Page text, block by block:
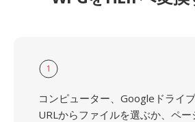
1
コンピューター、Googleドライ
URLからファイルを選ぶか、ペー